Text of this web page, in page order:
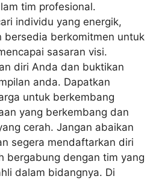
tim profesional.
individu yang energik,
bersedia berkomitmen untuk
sasaran visi.
diri Anda dan buktikan
anda. Dapatkan
untuk berkembang
yang berkembang dan
cerah. Jangan abaikan
segera mendaftarkan diri
bergabung dengan tim yang
dalam bidangnya. Di